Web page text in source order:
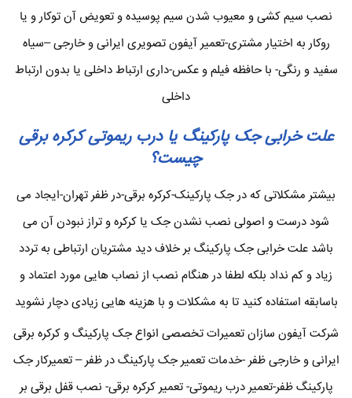
نصب سیم کشی و معیوب شدن سیم پوسیده و تعویض آن توکار و یا
روکار به اختیار مشتری-تعمیر آیفون تصویری ایرانی و خارجی –سیاه
سفید و رنگی- با حافظه فیلم و عکس-داری ارتباط داخلی یا بدون ارتباط
داخلی
علت خرابی جک پارکینگ یا درب ریموتی کرکره برقی
چیست؟
بیشتر مشکلاتی که در جک پارکینک-کرکره برقی-در ظفر تهران-ایجاد می
شود درست و اصولی نصب نشدن جک یا کرکره و تراز نبودن آن می
باشد علت خرابی جک پارکینگ بر خلاف دید مشتریان ارتباطی به تردد
زیاد و کم نداد بلکه لطفا در هنگام نصب از نصاب هایی مورد اعتماد و
باسابقه استفاده کنید تا به مشکلات و با هزینه هایی زیادی دچار نشوید
شرکت آیفون سازان تعمیرات تخصصی انواع جک پارکینگ و کرکره برقی
ایرانی و خارجی ظفر -خدمات تعمیر جک پارکینگ در ظفر – تعمیرکار جک
پارکینگ ظفر-تعمیر درب ریموتی- تعمیر کرکره برقی- نصب قفل برقی بر